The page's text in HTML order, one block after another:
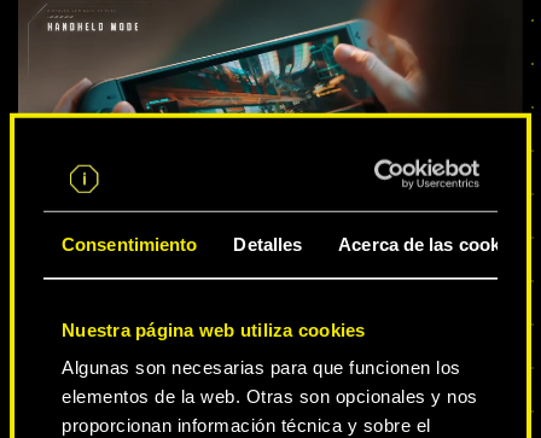
Consentimiento Detalles Acerca de las cookies
Nuestra página web utiliza cookies
Algunas son necesarias para que funcionen los
elementos de la web. Otras son opcionales y nos
proporcionan información técnica y sobre el
TU MANO
Consulta con facilidad el mapa, tu
inventario, el diario y demás elementos